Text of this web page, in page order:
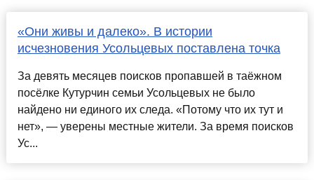
«Они живы и далеко». В истории
исчезновения Усольцевых поставлена точка
За девять месяцев поисков пропавшей в таёжном
посёлке Кутурчин семьи Усольцевых не было
найдено ни единого их следа. «Потому что их тут и
нет», — уверены местные жители. За время поисков
Ус...